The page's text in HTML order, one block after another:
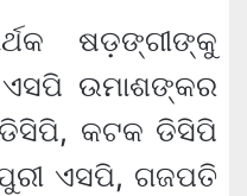
ଷଡ଼ଙ୍ଗୀଙ୍କୁ
ଏସପି ଉମାଶଙ୍କର
କଟକ ଡିସିପି
ଏସପି, ଗଜପତି